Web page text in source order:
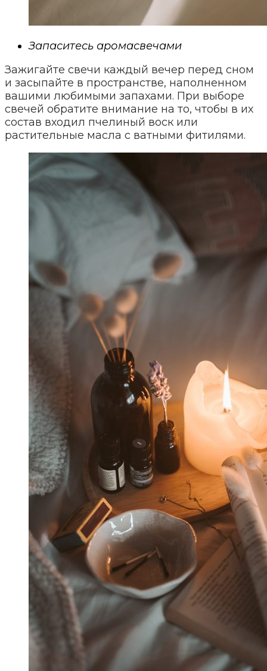
Запаситесь аромасвечами
Зажигайте свечи каждый вечер перед сном
и засыпайте в пространстве, наполненном
вашими любимыми запахами. При выборе
свечей обратите внимание на то, чтобы в их
состав входил пчелиный воск или
растительные масла с ватными фитилями.